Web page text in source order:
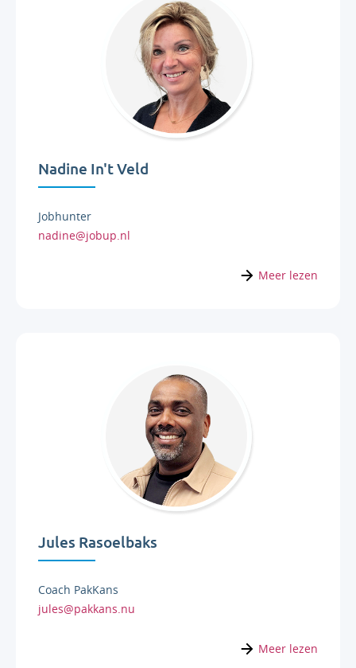
Nadine In't Veld
Jobhunter
nadine@jobup.nl
Meer lezen
Jules Rasoelbaks
Coach PakKans
jules@pakkans.nu
Meer lezen